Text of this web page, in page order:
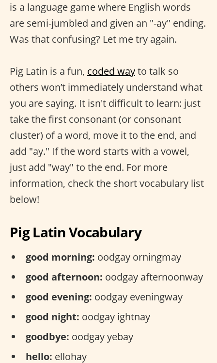
is a language game where English words
are semi-jumbled and given an "-ay" ending.
Was that confusing? Let me try again.
Pig Latin is a fun, coded wayto talk so
others won’t immediately understand what
you are saying. It isn't difficult to learn: just
take the first consonant (or consonant
cluster) of a word, move it to the end, and
add "ay." If the word starts with a vowel,
just add "way" to the end. For more
information, check the short vocabulary list
below!
Pig Latin Vocabulary
good morning: oodgay orningmay
good afternoon: oodgay afternoonway
good evening: oodgay eveningway
good night: oodgay ightnay
goodbye: oodgay yebay
hello: ellohay